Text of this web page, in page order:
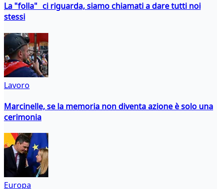
La "folla" ci riguarda, siamo chiamati a dare tutti noi
stessi
Lavoro
Marcinelle, se la memoria non diventa azione è solo una
cerimonia
Europa